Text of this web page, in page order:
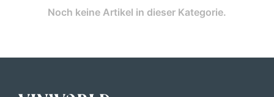
Noch keine Artikel in dieser Kategorie.